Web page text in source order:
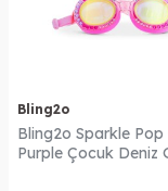
Bling2o
Bling2o Sparkle Pop
Purple Çocuk Deniz